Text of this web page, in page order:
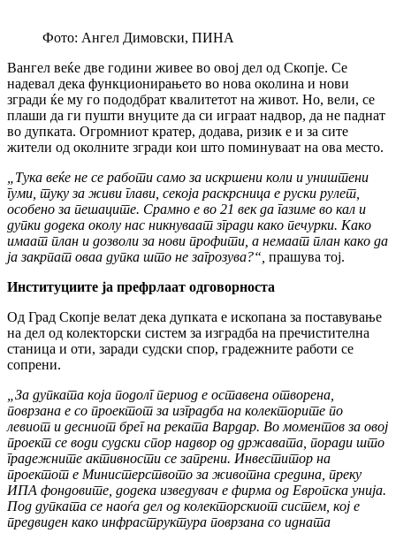
Фото: Ангел Димовски, ПИНА
Вангел веќе две години живее во овој дел од Скопје. Се
надевал дека функционирањето во нова околина и нови
згради ќе му го пододбрат квалитетот на живот. Но, вели, се
плаши да ги пушти внуците да си играат надвор, да не паднат
во дупката. Огромниот кратер, додава, ризик е и за сите
жители од околните згради кои што поминуваат на ова место.
„Тука веќе не се работи само за искршени коли и уништени
гуми, туку за живи глави, секоја раскрсница е руски рулет,
особено за пешаците. Срамно е во 21 век да газиме во кал и
дупки додека околу нас никнуваат згради како печурки. Како
имаат план и дозволи за нови профити, а немаат план како да
ја закрпат оваа дупка што не загрозува?“, прашува тој.
Институциите ја префрлаат одговорноста
Од Град Скопје велат дека дупката е ископана за поставување
на дел од колекторски систем за изградба на пречистителна
станица и оти, заради судски спор, градежните работи се
сопрени.
„За дупката која подолг период е оставена отворена,
поврзана е со проектот за изградба на колекторите по
левиот и десниот брег на реката Вардар. Во моментов за овој
проект се води судски спор надвор од државата, поради што
градежните активности се запрени. Инвеститор на
проектот е Министерството за животна средина, преку
ИПА фондовите, додека изведувач е фирма од Европска унија.
Под дупката се наоѓа дел од колекторскиот систем, кој е
предвиден како инфраструктура поврзана со идната